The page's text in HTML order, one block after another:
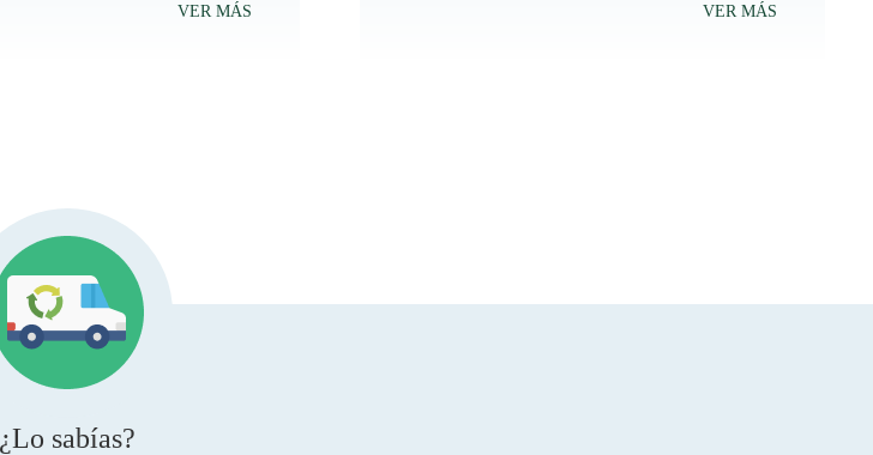
VER MÁS
VER MÁS
¿Lo sabías?